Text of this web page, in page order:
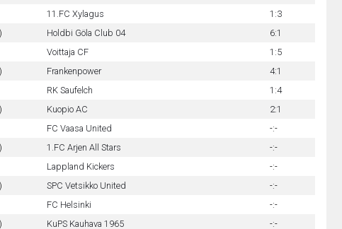
11.FC Xylagus
1:3
Holdbi Göla Club 04
6:1
Voittaja CF
1:5
Frankenpower
4:1
RK Saufelch
1:4
Kuopio AC
2:1
FC Vaasa United
-:-
1.FC Arjen All Stars
-:-
Lappland Kickers
-:-
SPC Vetsikko United
-:-
FC Helsinki
-:-
KuPS Kauhava 1965 -:-